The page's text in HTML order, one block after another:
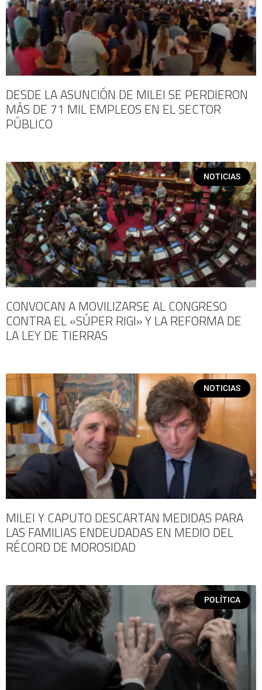
DESDE LA ASUNCIÓN DE MILEI SE PERDIERON
MÁS DE 71 MIL EMPLEOS EN EL SECTOR
PÚBLICO
NOTICIAS
CONVOCAN A MOVILIZARSE AL CONGRESO
CONTRA EL «SÚPER RIGI» Y LA REFORMA DE
LA LEY DE TIERRAS
NOTICIAS
MILEI Y CAPUTO DESCARTAN MEDIDAS PARA
LAS FAMILIAS ENDEUDADAS EN MEDIO DEL
RÉCORD DE MOROSIDAD
POLÍTICA